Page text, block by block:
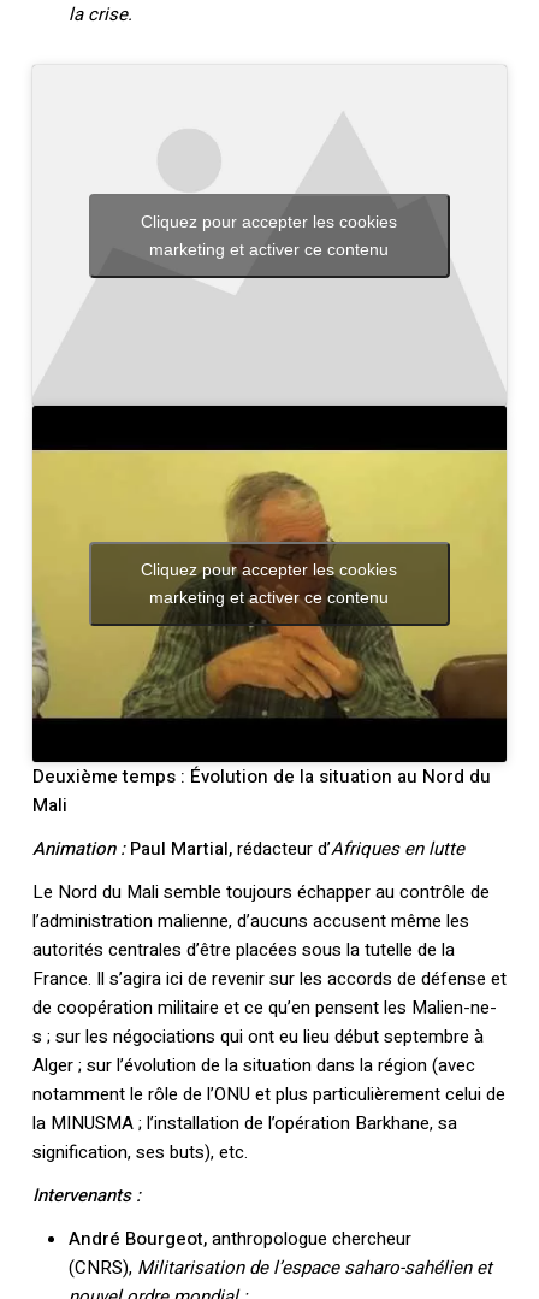
la crise.
Cliquez pour accepter les cookies
marketing et activer ce contenu
Cliquez pour accepter les cookies
marketing et activer ce contenu
Deuxième temps : Évolution de la situation au Nord du
Mali
Animation :Paul Martial,rédacteur d’Afriques en lutte
Le Nord du Mali semble toujours échapper au contrôle de
l’administration malienne, d’aucuns accusent même les
autorités centrales d’être placées sous la tutelle de la
France. Il s’agira ici de revenir sur les accords de défense et
de coopération militaire et ce qu’en pensent les Malien-ne-
s ; sur les négociations qui ont eu lieu début septembre à
Alger ; sur l’évolution de la situation dans la région (avec
notamment le rôle de l’ONU et plus particulièrement celui de
la MINUSMA ; l’installation de l’opération Barkhane, sa
signification, ses buts), etc.
Intervenants :
André Bourgeot,anthropologue chercheur
(CNRS), Militarisation de l’espace saharo-sahélien et